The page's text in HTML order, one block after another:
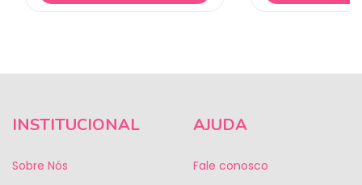
INSTITUCIONAL
Sobre Nós
AJUDA
Fale conosco